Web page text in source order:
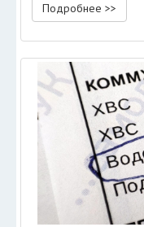
Подробнее >>